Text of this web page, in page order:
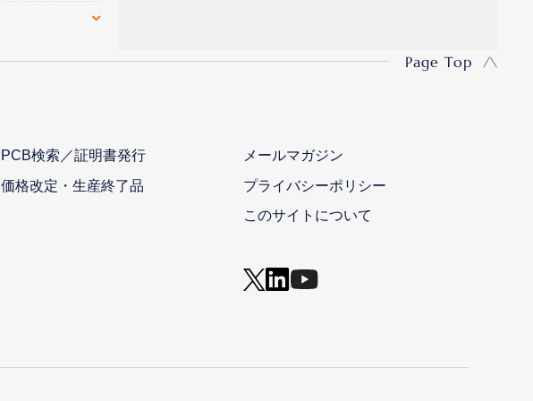
Page Top
PCB検索／証明書発行
価格改定・生産終了品
メールマガジン
プライバシーポリシー
このサイトについて